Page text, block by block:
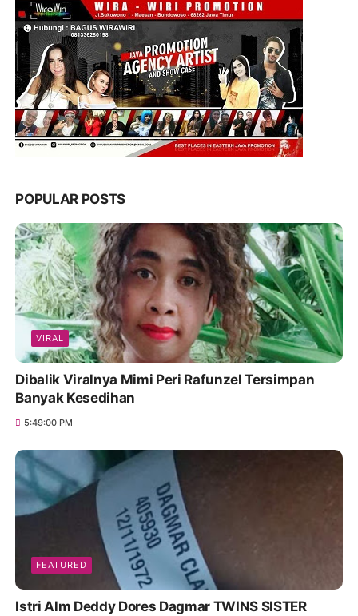
POPULAR POSTS
VIRAL
Dibalik Viralnya Mimi Peri Rafunzel Tersimpan
Banyak Kesedihan
5:49:00 PM
FEATURED
Istri Alm Deddy Dores Dagmar TWINS SISTER